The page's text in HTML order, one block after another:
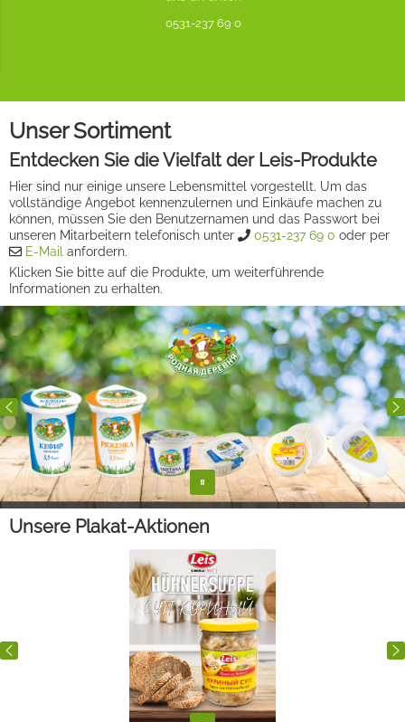
0531-237 69 0
Unser Sortiment
Entdecken Sie die Vielfalt der Leis-Produkte
Hier sind nur einige unsere Lebensmittel vorgestellt. Um das
vollständige Angebot kennenzulernen und Einkäufe machen zu
können, müssen Sie den Benutzernamen und das Passwort bei
unseren Mitarbeitern telefonisch unter
0531-237 69 0 oder per
E-Mail anfordern.
Klicken Sie bitte auf die Produkte, um weiterführende
Informationen zu erhalten.
Unsere Plakat-Aktionen